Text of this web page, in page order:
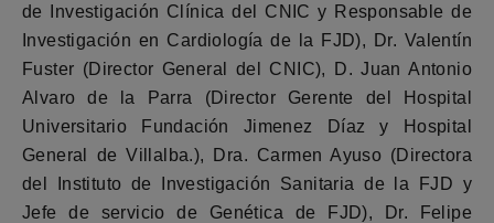
de Investigación Clínica del CNIC y Responsable de
Investigación en Cardiología de la FJD), Dr. Valentín
Fuster (Director General del CNIC), D. Juan Antonio
Alvaro de la Parra (Director Gerente del Hospital
Universitario Fundación Jimenez Díaz y Hospital
General de Villalba.), Dra. Carmen Ayuso (Directora
del Instituto de Investigación Sanitaria de la FJD y
Jefe de servicio de Genética de FJD), Dr. Felipe